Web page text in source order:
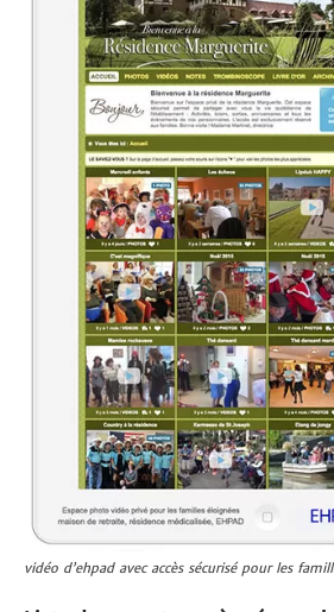
vidéo d’ehpad avec accès sécurisé pour les